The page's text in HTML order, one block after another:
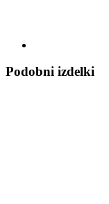
Podobni izdelki